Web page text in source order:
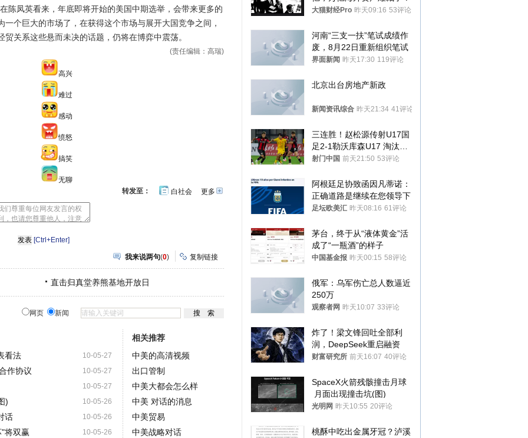
陈凤英看来，年底即将开始的美国中期选举，会带来更多的
个巨大的市场了，在获得这个市场与展开大国竞争之间，
关系这些悬而未决的话题，仍将在博弈中震荡。
(责任编辑：高瑞)
高兴
难过
感动
愤怒
搞笑
无聊
更多开
转发至： 白社会
[Ctrl+Enter]
我来说两句(0) 复制链接
直击归真堂养熊基地开放日
网页 新闻
10-05-27
看法
10-05-27
作协议
10-05-27
10-05-26
)
10-05-26
话
10-05-26
将双赢
相关推荐
中美的高清视频
出口管制
中美大都会怎么样
中美 对话的消息
中美贸易
中美战略对话
大猫财经Pro 昨天09:16 53评论
河南“三支一扶”笔试成绩作
废，8月22日重新组织笔试
界面新闻 昨天17:30 119评论
北京出台房地产新政
新闻资讯综合 昨天21:34 41评论
三连胜！赵松源传射U17国
足2-1勒沃库森U17 淘汰赛
将战河床
射门中国 前天21:50 53评论
阿根廷足协致函因凡蒂诺：
正确道路是继续在您领导下
足坛欧美汇 昨天08:16 61评论
茅台，终于从“液体黄金”活
成了“一瓶酒”的样子
中国基金报 昨天00:15 58评论
俄军：乌军伤亡总人数逼近
250万
观察者网 昨天10:07 33评论
炸了！梁文锋回吐全部利
润，DeepSeek重启融资
财富研究所 前天16:07 40评论
SpaceX火箭残骸撞击月球
月面出现撞击坑(图)
光明网 昨天10:55 20评论
桃酥中吃出金属牙冠？泸溪